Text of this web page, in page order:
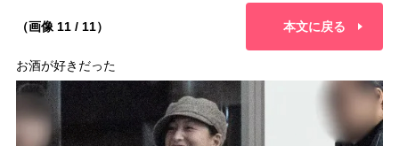
（画像 11 / 11） 本文に戻る
お酒が好きだった